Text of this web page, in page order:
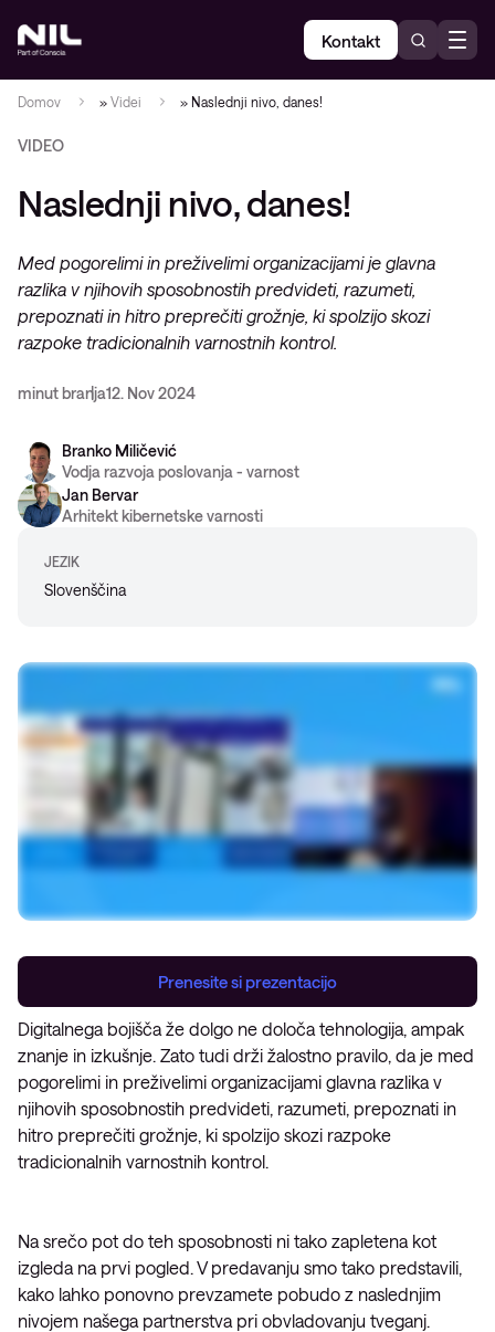
Kontakt
Domov » Videi » Naslednji nivo, danes!
VIDEO
Naslednji nivo, danes!
Med pogorelimi in preživelimi organizacijami je glavna
razlika v njihovih sposobnostih predvideti, razumeti,
prepoznati in hitro preprečiti grožnje, ki spolzijo skozi
razpoke tradicionalnih varnostnih kontrol.
minut branja12. Nov 2024
Branko Miličević
Vodja razvoja poslovanja - varnost
Jan Bervar
Arhitekt kibernetske varnosti
JEZIK
Slovenščina
Prenesite si prezentacijo
Digitalnega bojišča že dolgo ne določa tehnologija, ampak
znanje in izkušnje. Zato tudi drži žalostno pravilo, da je med
pogorelimi in preživelimi organizacijami glavna razlika v
njihovih sposobnostih predvideti, razumeti, prepoznati in
hitro preprečiti grožnje, ki spolzijo skozi razpoke
tradicionalnih varnostnih kontrol.
Na srečo pot do teh sposobnosti ni tako zapletena kot
izgleda na prvi pogled. V predavanju smo tako predstavili,
kako lahko ponovno prevzamete pobudo z naslednjim
nivojem našega partnerstva pri obvladovanju tveganj.